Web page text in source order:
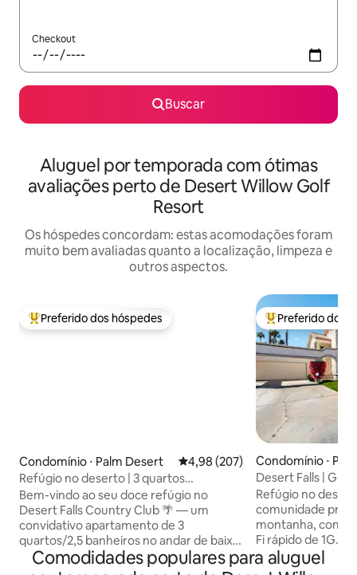
Checkout
Buscar
Aluguel por temporada com ótimas
avaliações perto de Desert Willow Golf
Resort
Os hóspedes concordam: estas acomodações foram
muito bem avaliadas quanto a localização, limpeza e
outros aspectos.
Entre os melhores preferidos dos hóspedes
Preferido dos hóspedes
Condomínio ⋅ Palm Desert 4,98 de uma avaliação média de
4,98 (207)
Refúgio no deserto | 3 quartos
remodelados em country club fechado
Bem-vindo ao seu doce refúgio no
Desert Falls Country Club 🌴 — um
convidativo apartamento de 3
quartos/2,5 banheiros no andar de baixo
projetado com conforto moderno em
mente. Passe seus dias descansando à
Entre os
Preferido dos
Condomínio ⋅
Desert Falls |
academia
Refúgio no
comunidade
montanha,
Fi rápido de 1G.
exatamente tão
Comodidades populares para aluguel